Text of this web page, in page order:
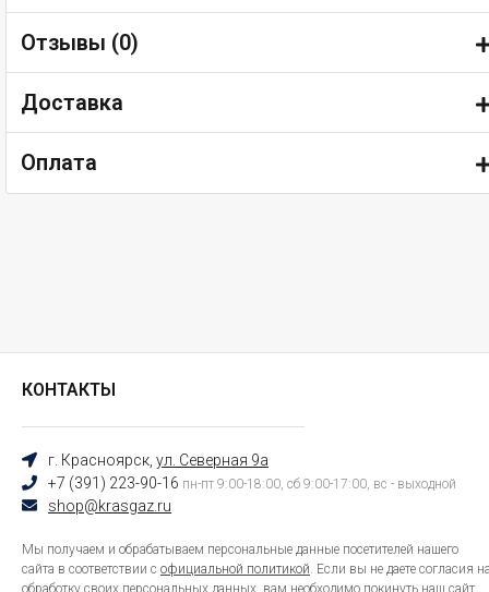
Отзывы (0)
Доставка
Оплата
КОНТАКТЫ
г. Красноярск, ул. Северная 9а
+7 (391) 223-90-16 пн-пт 9:00-18:00, сб 9:00-17:00, вс - выходной
shop@krasgaz.ru
Мы получаем и обрабатываем персональные данные посетителей нашего
сайта в соответствии с официальной политикой. Если вы не даете согласия
обработку своих персональных данных, вам необходимо покинуть наш сайт.